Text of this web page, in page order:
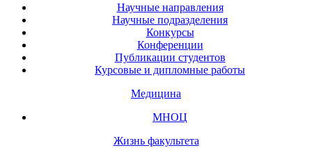
Научные направления
Научные подразделения
Конкурсы
Конференции
Публикации студентов
Курсовые и дипломные работы
Медицина
МНОЦ
Жизнь факультета